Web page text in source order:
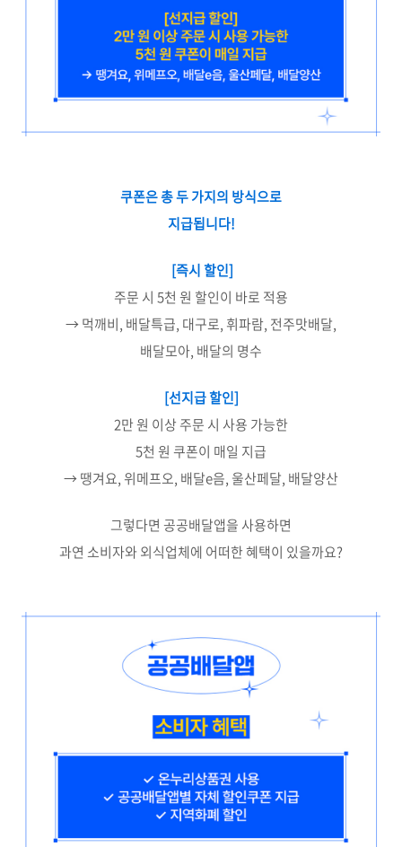
쿠폰은 총 두 가지의 방식으로
지급됩니다!
[즉시 할인]
주문 시 5천 원 할인이 바로 적용
→ 먹깨비, 배달특급, 대구로, 휘파람, 전주맛배달,
배달모아, 배달의 명수
[선지급 할인]
2만 원 이상 주문 시 사용 가능한
5천 원 쿠폰이 매일 지급
→ 땡겨요, 위메프오, 배달e음, 울산페달, 배달양산
그렇다면 공공배달앱을 사용하면
과연 소비자와 외식업체에 어떠한 혜택이 있을까요?